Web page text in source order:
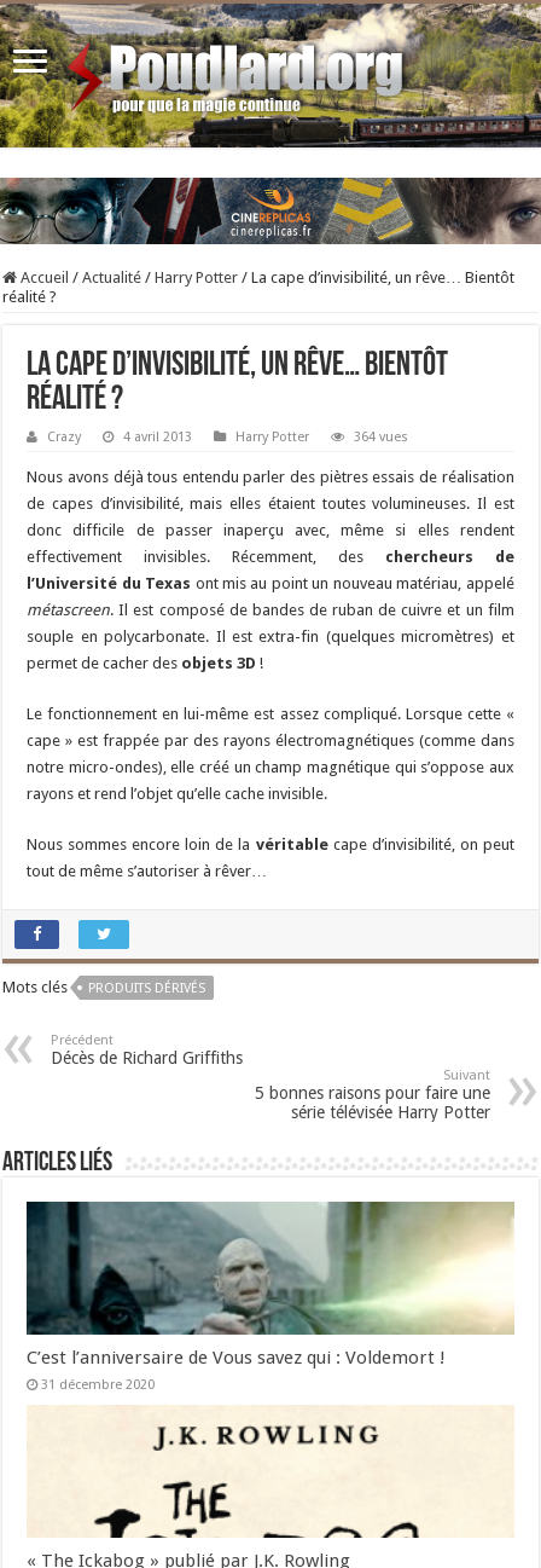
Accueil / Actualité / Harry Potter / La cape d’invisibilité, un rêve… Bientôt
réalité ?
La cape d’invisibilité, un rêve… Bientôt
réalité ?
Crazy 4 avril 2013 Harry Potter 364 vues
Nous avons déjà tous entendu parler des piètres essais de réalisation
de capes d’invisibilité, mais elles étaient toutes volumineuses. Il est
donc difficile de passer inaperçu avec, même si elles rendent
effectivement invisibles. Récemment, des chercheurs de
l’Université du Texas ont mis au point un nouveau matériau, appelé
métascreen. Il est composé de bandes de ruban de cuivre et un film
souple en polycarbonate. Il est extra-fin (quelques micromètres) et
permet de cacher des objets 3D !
Le fonctionnement en lui-même est assez compliqué. Lorsque cette «
cape » est frappée par des rayons électromagnétiques (comme dans
notre micro-ondes), elle créé un champ magnétique qui s’oppose aux
rayons et rend l’objet qu’elle cache invisible.
Nous sommes encore loin de la véritablecape d’invisibilité, on peut
tout de même s’autoriser à rêver…
Mots clés PRODUITS DÉRIVÉS
Précédent
Décès de Richard Griffiths
Suivant
5 bonnes raisons pour faire une
série télévisée Harry Potter
Articles liés
C’est l’anniversaire de Vous savez qui : Voldemort !
31 décembre 2020
« The Ickabog » publié par J.K. Rowling